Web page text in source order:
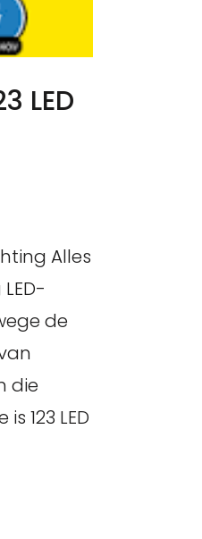
LED
Alles
de
die
123 LED